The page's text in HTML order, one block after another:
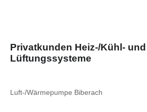
Privatkunden Heiz-/Kühl- und
Lüftungssysteme
Luft-/Wärmepumpe Biberach